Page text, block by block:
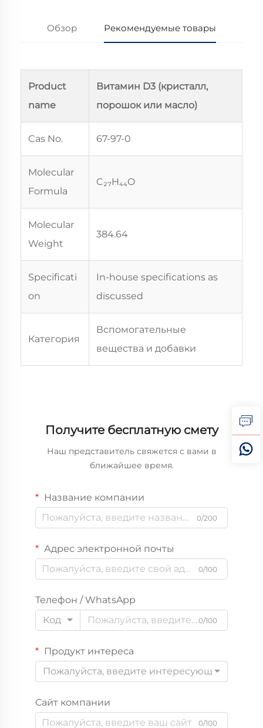
Обзор Рекомендуемые товары
Product
name
Витамин D3 (кристалл,
порошок или масло)
Cas No. 67-97-0
Molecular
Formula
C₂₇H₄₄O
Molecular
Weight
384.64
Specificati
on
In-house specifications as
discussed
Категория
Вспомогательные
вещества и добавки
Получите бесплатную смету
Наш представитель свяжется с вами в
ближайшее время.
Название компании
0/200
Адрес электронной почты
0/100
Телефон / WhatsApp
Код
0/100
Продукт интереса
Пожалуйста, введите интересующий вас
Сайт компании
0/100